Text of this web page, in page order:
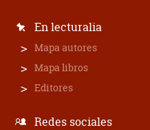
En lecturalia
Mapa autores
Mapa libros
Editores
Redes sociales